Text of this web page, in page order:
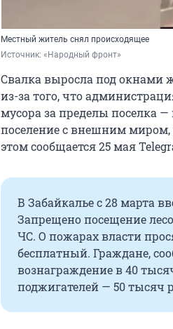
Местный житель снял происходящее
Источник: «Народный фронт»
Свалка выросла под окнами
из-за того, что
мусора за пределы поселка
поселение с внешним миром,
этом сообщается 25 мая
В Забайкалье с 28 марта
Запрещено посещение
ЧС. О пожарах власти
бесплатный. Граждане,
вознаграждение в 40
поджигателей — 50 тысяч